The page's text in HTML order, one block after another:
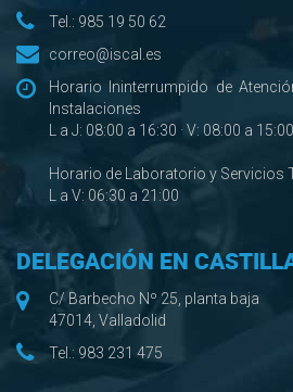
Tel.: 985 19 50 62
correo@iscal.es
Horario Ininterrumpido de
Instalaciones
L a J: 08:00 a 16:30 · V: 08:00 a 15:00
Horario de Laboratorio y Servicios
L a V: 06:30 a 21:00
DELEGACIÓN EN
C/ Barbecho Nº 25, planta baja
47014, Valladolid
Tel.: 983 231 475